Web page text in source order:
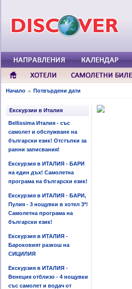
Начало > Потвърдени дати
Екскурзии в Италия
Bellissima Италия - със
самолет и обслужване на
български език! Отстъпки за
ранни записвания!
Екскурзия в ИТАЛИЯ - БАРИ
на един дъх! Самолетна
програма на български език!
Екскурзия в ИТАЛИЯ - БАРИ,
Пулия - 3 нощувки в хотел 3*!
Самолетна програма на
български език!
Екскурзия в ИТАЛИЯ -
Бароковият разкош на
СИЦИЛИЯ
Екскурзия в ИТАЛИЯ -
Венеция отблизо - 4 нощувки
със самолет и водач от